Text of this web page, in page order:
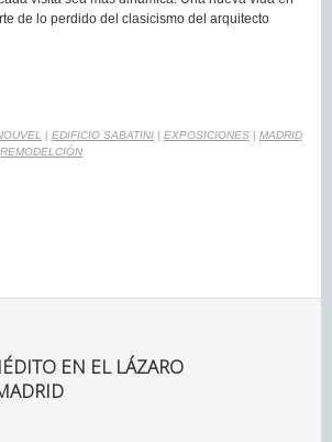
de lo perdido del clasicismo del arquitecto
| EDIFICIO SABATINI | EXPOSICIONES | MADRID
REMODELCIÓN
EN EL LÁZARO